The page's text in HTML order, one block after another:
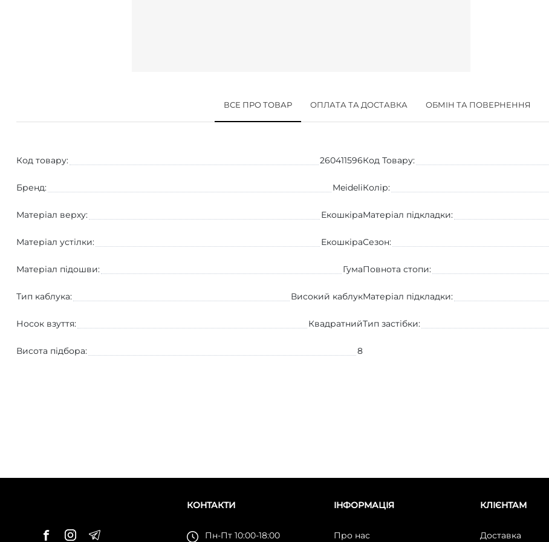
ВСЕ ПРО ТОВАР ОПЛАТА ТА ДОСТАВКА ОБМІН ТА ПОВЕРНЕННЯ
Код товару: 260411596Код Товару:
Бренд: MeideliКолір:
Матеріал верху: ЕкошкіраМатеріал підкладки:
Матеріал устілки: ЕкошкіраСезон:
Матеріал підошви: ГумаПовнота стопи:
Тип каблука: Високий каблукМатеріал підкладки:
Носок взуття: КвадратнийТип застібки:
Висота підбора: 8
КОНТАКТИ
Пн-Пт 10:00-18:00
ІНФОРМАЦІЯ
Про нас
КЛІЄНТАМ
Доставка